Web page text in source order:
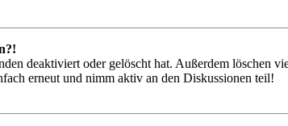
deaktiviert oder gelöscht hat. Außerdem löschen
erneut und nimm aktiv an den Diskussionen teil!